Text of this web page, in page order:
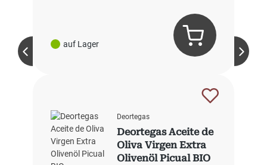
auf Lager
Deortegas
Deortegas Aceite de
Oliva Virgen Extra
Olivenöl Picual BIO